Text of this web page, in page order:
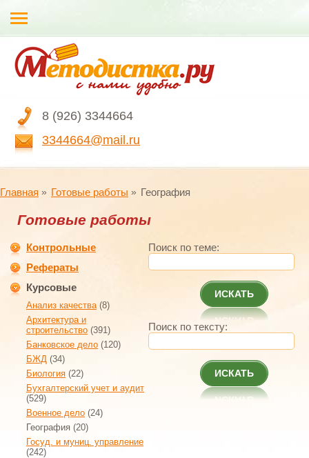
8 (926) 3344664
3344664@mail.ru
Главная Готовые работы География
Готовые работы
Контрольные
Рефераты
Курсовые
Анализ качества(8)
Архитектура и
строительство (391)
Банковское дело (120)
БЖД (34)
Биология (22)
Бухгалтерский учет и аудит
(529)
Военное дело (24)
География (20)
Госуд. и муниц. управление
(242)
Поиск по теме:
ИСКАТЬ
Поиск по тексту:
ИСКАТЬ